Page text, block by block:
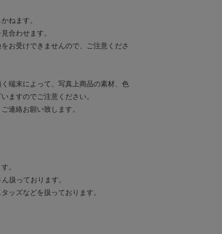
ねます。
合わせます。
お受けできませんので、ご注意くださ
端末によって、写真上商品の素材、色
ますのでご注意ください。
連絡お願い致します。
。
扱っております。
ッズなどを扱っております。